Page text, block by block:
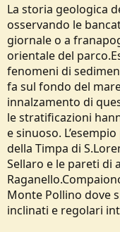
La storia geologica
osservando le
giornale o a
orientale del
fenomeni di
fa sul fondo del
innalzamento di
le stratificazioni
e sinuoso.
della Timpa di
Sellaro e le pareti di
Monte Pollino dove
inclinati e regolari